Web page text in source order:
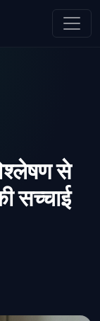
से
सच्चाई